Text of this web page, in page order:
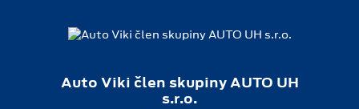
Auto Viki člen skupiny AUTO UH
s.r.o.